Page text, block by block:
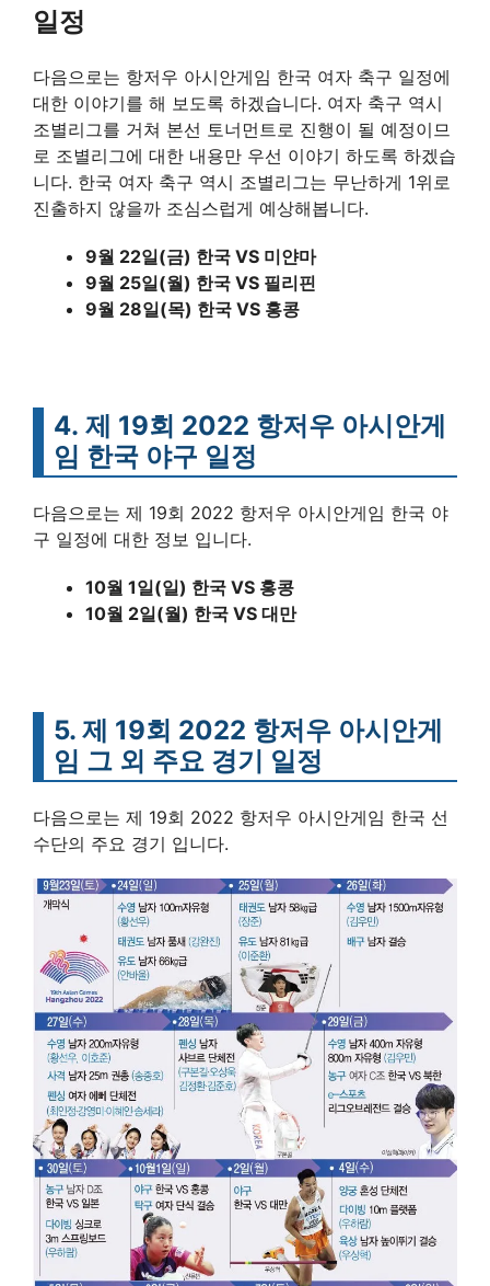
일정
다음으로는 항저우 아시안게임 한국 여자 축구 일정에
대한 이야기를 해 보도록 하겠습니다. 여자 축구 역시
조별리그를 거쳐 본선 토너먼트로 진행이 될 예정이므
로 조별리그에 대한 내용만 우선 이야기 하도록 하겠습
니다. 한국 여자 축구 역시 조별리그는 무난하게 1위로
진출하지 않을까 조심스럽게 예상해봅니다.
9월 22일(금) 한국 VS 미얀마
9월 25일(월) 한국 VS 필리핀
9월 28일(목) 한국 VS 홍콩
4. 제 19회 2022 항저우 아시안게
임 한국 야구 일정
다음으로는 제 19회 2022 항저우 아시안게임 한국 야
구 일정에 대한 정보 입니다.
10월 1일(일) 한국 VS 홍콩
10월 2일(월) 한국 VS 대만
5. 제 19회 2022 항저우 아시안게
임 그 외 주요 경기 일정
다음으로는 제 19회 2022 항저우 아시안게임 한국 선
수단의 주요 경기 입니다.